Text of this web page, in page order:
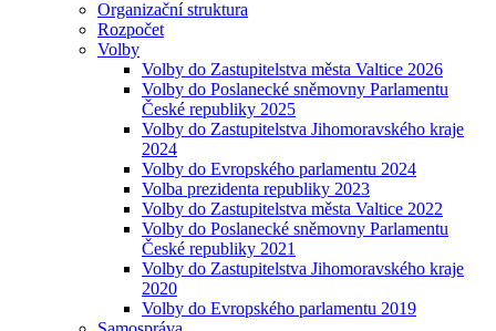
Organizační struktura
Rozpočet
Volby
Volby do Zastupitelstva města Valtice 2026
Volby do Poslanecké sněmovny Parlamentu
České republiky 2025
Volby do Zastupitelstva Jihomoravského kraje
2024
Volby do Evropského parlamentu 2024
Volba prezidenta republiky 2023
Volby do Zastupitelstva města Valtice 2022
Volby do Poslanecké sněmovny Parlamentu
České republiky 2021
Volby do Zastupitelstva Jihomoravského kraje
2020
Volby do Evropského parlamentu 2019